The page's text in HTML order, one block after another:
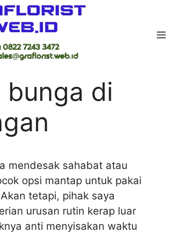
bunga di
mendesak sahabat atau
opsi mantap untuk pakai
tetapi, pihak saya
urusan rutin kerap luar
anti menyisakan waktu